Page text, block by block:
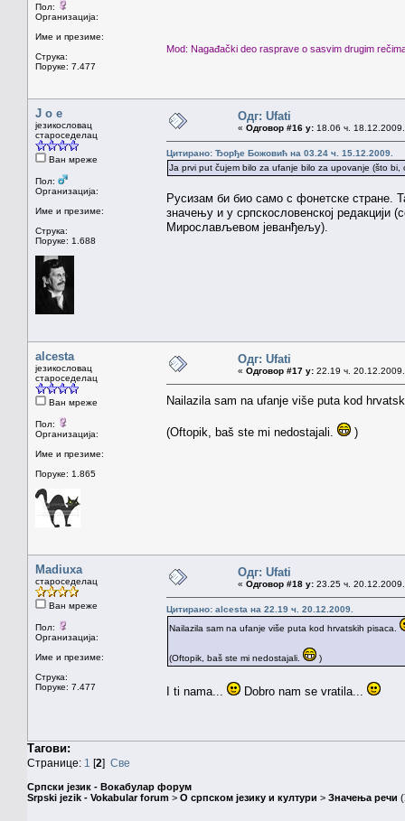
Пол:
Организација:
Име и презиме:
Струка:
Поруке: 7.477
Mod: Nagađački deo rasprave o sasvim drugim
J o e
језикословац
староседелац
Ван мреже
Пол:
Организација:
Име и презиме:
Струка:
Поруке: 1.688
Одг: Ufati
« Одговор #16 у: 18.06 ч.
Цитирано: Ђорђе Божовић на 03.24 ч. 15.12.2009.
Ja prvi put čujem bilo za ufanje bilo za upovanje (što
Русизам би био само с фонетске стране.
значењу и у српскословенској редакцији
Мирослављевом јеванђељу).
alcesta
језикословац
староседелац
Ван мреже
Пол:
Организација:
Име и презиме:
Поруке: 1.865
Одг: Ufati
« Одговор #17 у: 22.19 ч.
Nailazila sam na ufanje više puta kod
(Oftopik, baš ste mi nedostajali. )
Madiuxa
староседелац
Ван мреже
Пол:
Организација:
Име и презиме:
Струка:
Поруке: 7.477
Одг: Ufati
« Одговор #18 у: 23.25 ч.
Цитирано: alcesta на 22.19 ч. 20.12.2009.
Nailazila sam na ufanje više puta kod hrvatskih pisaca.
(Oftopik, baš ste mi nedostajali. )
I ti nama... Dobro nam se vratila...
Тагови:
Странице: 1 [2] Све
Српски језик - Вокабулар форум
Srpski jezik - Vokabular forum > О српском језику и култури > Значења речи